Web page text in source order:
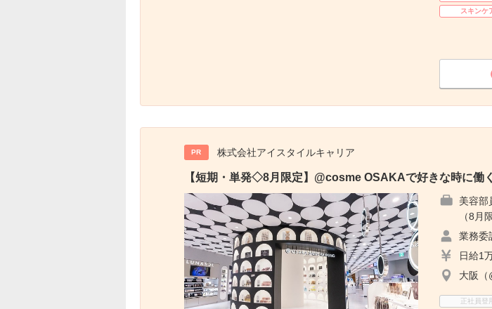
スキンケ
PR 株式会社アイスタイルキャリア
【短期・単発◇8月限定】@cosme OSAKAで好きな時に働
美容部
（8月
業務委
日給1
大阪（
正社員登